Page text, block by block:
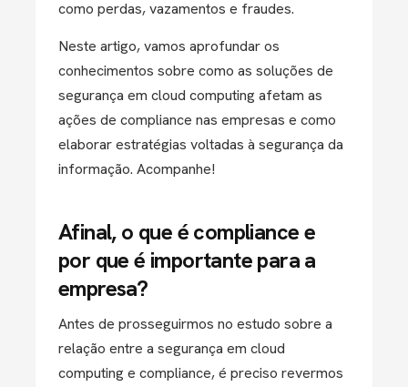
como perdas, vazamentos e fraudes.
Neste artigo, vamos aprofundar os
conhecimentos sobre como as soluções de
segurança em cloud computing afetam as
ações de compliance nas empresas e como
elaborar estratégias voltadas à segurança da
informação. Acompanhe!
Afinal, o que é compliance e
por que é importante para a
empresa?
Antes de prosseguirmos no estudo sobre a
relação entre a segurança em cloud
computing e compliance, é preciso revermos